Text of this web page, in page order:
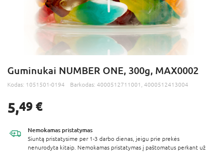
Guminukai NUMBER ONE, 300g, MAX0002
Kodas: 1051501-0194 Barkodas: 4000512711001, 4000512413004
5,49 €
Nemokamas pristatymas
Siuntą pristatysime per 1-3 darbo dienas, jeigu prie prekės
nenurodyta kitaip. Nemokamas pristatymas į paštomatus perkant už